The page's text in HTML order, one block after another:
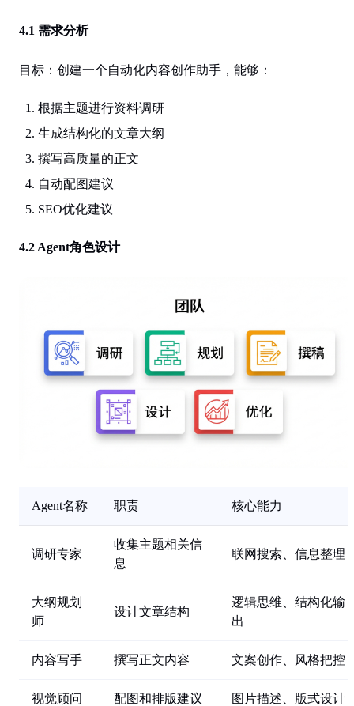
4.1 需求分析
目标 ：创建一个自动化内容创作助手，能够：
根据主题进行资料调研
生成结构化的文章大纲
撰写高质量的正文
自动配图建议
SEO优化建议
4.2 Agent角色设计
Agent名称 职责 核心能力
调研专家
收集主题相关信
息
联网搜索、信息整理
大纲规划
师
设计文章结构
逻辑思维、结构化输
出
内容写手 撰写正文内容 文案创作、风格把控
视觉顾问 配图和排版建议 图片描述、版式设计